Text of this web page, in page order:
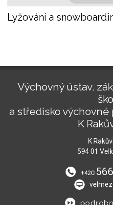
Lyžování a
Výchovný ústav,
a středisko
K
K
594 01
+420